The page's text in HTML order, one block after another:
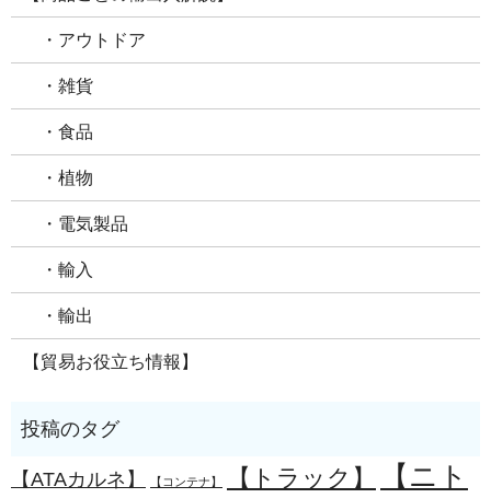
・アウトドア
・雑貨
・食品
・植物
・電気製品
・輸入
・輸出
【貿易お役立ち情報】
【ATAカルネ】 【コンテナ】 【トラック】
【ニト